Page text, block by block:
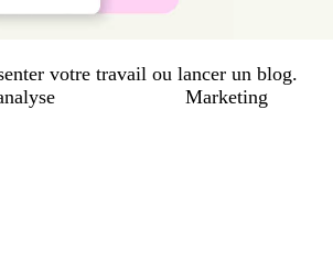
votre travail ou lancer un blog.
Marketing